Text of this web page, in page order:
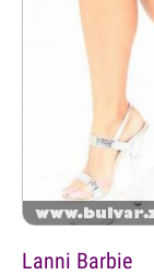
Lanni Barbie